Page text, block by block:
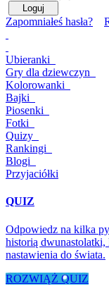
Zapomniałeś hasła?
Ubieranki
Gry dla dziewczyn
Kolorowanki
Bajki
Piosenki
Fotki
Quizy
Rankingi
Blogi
Przyjaciółki
QUIZ
Odpowiedz na kilka
historią
nastawienia do świata.
ROZWIĄŻ QUIZ